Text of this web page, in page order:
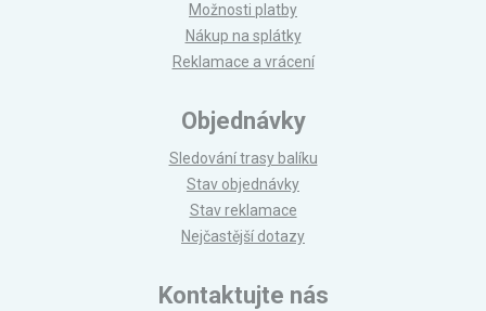
Možnosti platby
Nákup na splátky
Reklamace a vrácení
Objednávky
Sledování trasy balíku
Stav objednávky
Stav reklamace
Nejčastější dotazy
Kontaktujte nás